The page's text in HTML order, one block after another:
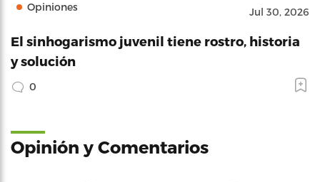
Opiniones Jul 30, 2026
El sinhogarismo juvenil tiene rostro, historia
y solución
0
Opinión y Comentarios